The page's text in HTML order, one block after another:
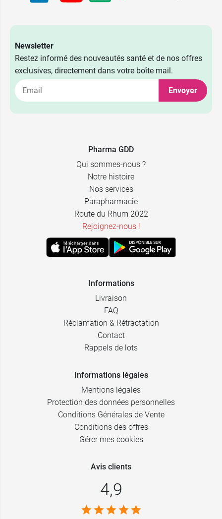
Newsletter
Restez informé des nouveautés santé et de nos offres
exclusives, directement dans votre boîte mail.
Envoyer
Pharma GDD
Qui sommes-nous ?
Notre histoire
Nos services
Parapharmacie
Route du Rhum 2022
Rejoignez-nous !
Informations
Livraison
FAQ
Réclamation & Rétractation
Contact
Rappels de lots
Informations légales
Mentions légales
Protection des données personnelles
Conditions Générales de Vente
Conditions des offres
Gérer mes cookies
Avis clients
4,9